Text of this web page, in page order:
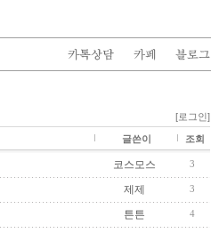
[로그인]
글쓴이 조회
코스모스 3
제제 3
튼튼 4